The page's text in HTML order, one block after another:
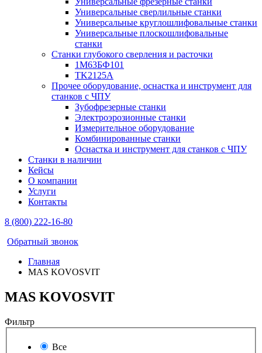
Универсальные сверлильные станки
Универсальные круглошлифовальные станки
Универсальные плоскошлифовальные
станки
Станки глубокого сверления и расточки
1М63БФ101
TK2125A
Прочее оборудование, оснастка и инструмент для
станков с ЧПУ
Зубофрезерные станки
Электроэрозионные станки
Измерительное оборудование
Комбинированные станки
Оснастка и инструмент для станков с ЧПУ
Станки в наличии
Кейсы
О компании
Услуги
Контакты
8 (800) 222-16-80
Обратный звонок
Главная
MAS KOVOSVIT
MAS KOVOSVIT
Фильтр
Все